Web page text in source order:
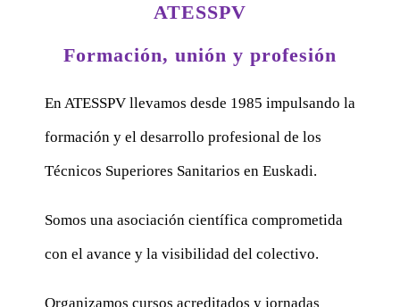
ATESSPV
Formación, unión y profesión
En ATESSPV llevamos desde 1985 impulsando la
formación y el desarrollo profesional de los
Técnicos Superiores Sanitarios en Euskadi.
Somos una asociación científica comprometida
con el avance y la visibilidad del colectivo.
Organizamos cursos acreditados y jornadas